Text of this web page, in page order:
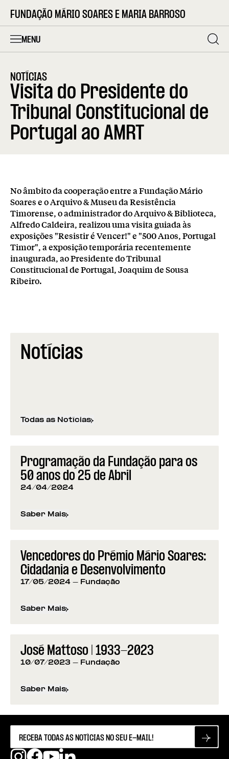
FUNDAÇÃO MÁRIO SOARES E MARIA BARROSO
MENU
NOTÍCIAS
Visita do Presidente do
Tribunal Constitucional de
Portugal ao AMRT
No âmbito da cooperação entre a Fundação Mário
Soares e o Arquivo & Museu da Resistência
Timorense, o administrador do Arquivo & Biblioteca,
Alfredo Caldeira, realizou uma visita guiada às
exposições "Resistir é Vencer!" e "500 Anos, Portugal
Timor", a exposição temporária recentemente
inaugurada, ao Presidente do Tribunal
Constitucional de Portugal, Joaquim de Sousa
Ribeiro.
Notícias
Todas as Notícias
Programação da Fundação para os
50 anos do 25 de Abril
24/04/2024
Saber Mais
sobre Programação da Fundação para os 50 anos
Vencedores do Prémio Mário Soares:
Cidadania e Desenvolvimento
17/05/2024 - Fundação
Saber Mais
sobre Vencedores do Prémio Mário Soares:
José Mattoso | 1933-2023
10/07/2023 - Fundação
Saber Mais
sobre José Mattoso | 1933-2023